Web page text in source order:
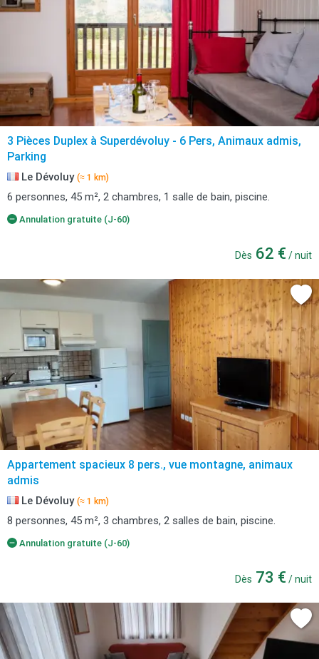
3 Pièces Duplex à Superdévoluy - 6 Pers, Animaux admis,
Parking
Le Dévoluy (≈ 1 km)
6 personnes, 45 m², 2 chambres, 1 salle de bain, piscine.
Annulation gratuite (J-60)
Dès 62 € / nuit
Appartement spacieux 8 pers., vue montagne, animaux
admis
Le Dévoluy (≈ 1 km)
8 personnes, 45 m², 3 chambres, 2 salles de bain, piscine.
Annulation gratuite (J-60)
Dès 73 € / nuit